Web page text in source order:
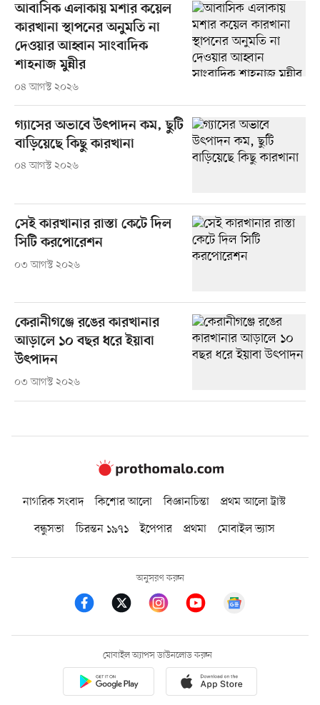
আবাসিক এলাকায় মশার কয়েল
কারখানা স্থাপনের অনুমতি না
দেওয়ার আহ্বান সাংবাদিক
শাহনাজ মুন্নীর
০৪ আগস্ট ২০২৬
গ্যাসের অভাবে উৎপাদন কম, ছুটি
বাড়িয়েছে কিছু কারখানা
০৪ আগস্ট ২০২৬
সেই কারখানার রাস্তা কেটে দিল
সিটি করপোরেশন
০৩ আগস্ট ২০২৬
কেরানীগঞ্জে রঙের কারখানার
আড়ালে ১০ বছর ধরে ইয়াবা
উৎপাদন
০৩ আগস্ট ২০২৬
নাগরিক সংবাদ কিশোর আলো বিজ্ঞানচিন্তা
প্রথম আলো ট্রাস্ট
বন্ধুসভা
চিরন্তন ১৯৭১ ইপেপার প্রথমা মোবাইল ভ্যাস
অনুসরণ করুন
মোবাইল অ্যাপস ডাউনলোড করুন